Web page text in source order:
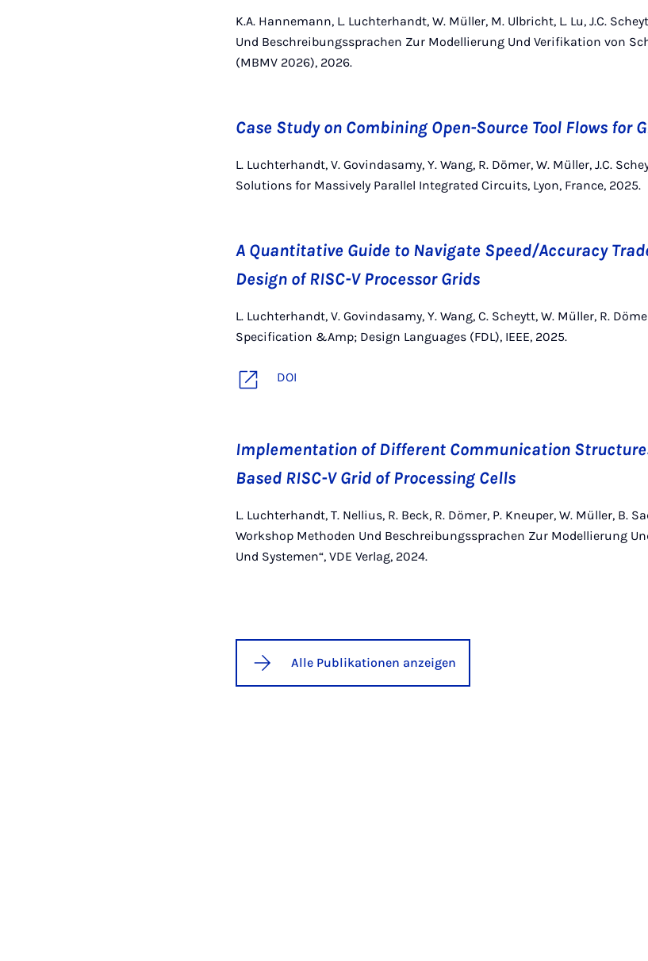
K.A. Hannemann, L. Luchterhandt, W. Müller, M. Ulbricht, L. Lu, J.C.
Und Beschreibungssprachen Zur Modellierung Und Verifikation von
(MBMV 2026), 2026.
Case Study on Combining Open-Source Tool Flows for
L. Luchterhandt, V. Govindasamy, Y. Wang, R. Dömer, W. Müller, J.C.
Solutions for Massively Parallel Integrated Circuits, Lyon, France, 2025.
A Quantitative Guide to Navigate Speed/Accuracy
Design of RISC-V Processor Grids
L. Luchterhandt, V. Govindasamy, Y. Wang, C. Scheytt, W. Müller, R.
Specification &Amp; Design Languages (FDL), IEEE, 2025.
DOI
Implementation of Different Communication
Based RISC-V Grid of Processing Cells
L. Luchterhandt, T. Nellius, R. Beck, R. Dömer, P. Kneuper, W. Müller, B.
Workshop Methoden Und Beschreibungssprachen Zur Modellierung
Und Systemen“, VDE Verlag, 2024.
Alle Publikationen anzeigen